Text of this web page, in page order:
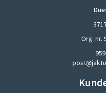
Org. nr.